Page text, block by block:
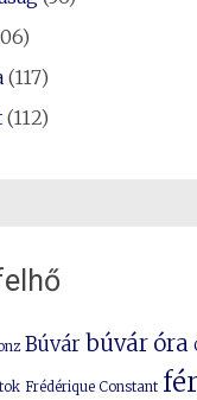
(117)
(112)
Búvár búvár óra
Frédérique Constant